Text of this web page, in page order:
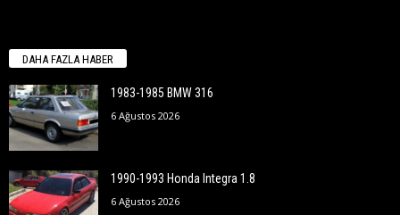
DAHA FAZLA HABER
1983-1985 BMW 316
6 Ağustos 2026
1990-1993 Honda Integra 1.8
6 Ağustos 2026